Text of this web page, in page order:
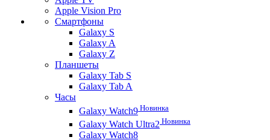
Apple Vision Pro
Смартфоны
Galaxy S
Galaxy A
Galaxy Z
Планшеты
Galaxy Tab S
Galaxy Tab A
Часы
Galaxy Watch9 Новинка
Galaxy Watch Ultra2 Новинка
Galaxy Watch8